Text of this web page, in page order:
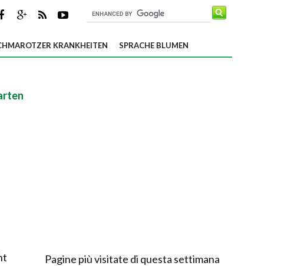
KRANKHEITEN SPRACHE BLUMEN
Pagine più visitate di questa settimana